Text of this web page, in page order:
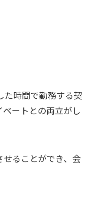
た時間で勤務する契
ートとの両立がし
ることができ、会